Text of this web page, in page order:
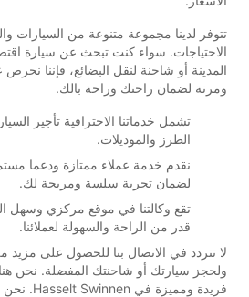
تتوفر لدينا مجموعة متنوعة من السيارات
الاحتياجات. سواء كنت تبحث عن سيارة
المدينة أو شاحنة لنقل البضائع، فإننا
ومرنة لضمان راحتك وراحة بالك.
تشمل خدماتنا الاحترافية تأجير
الطرز والموديلات.
نقدم خدمة عملاء ممتازة ودعما
لضمان تجربة سلسة ومريحة لك.
تقع وكالتنا في موقع مركزي وسهل
قدر من الراحة والسهولة لعملائنا.
لا تتردد في الاتصال بنا للحصول على مزيد
ولحجز سيارتك أو شاحنتك المفضلة. نحن هنا
فريدة ومميزة في Hasselt Swinnen. نحن نتطلع إلى خدمتك قريبًا!